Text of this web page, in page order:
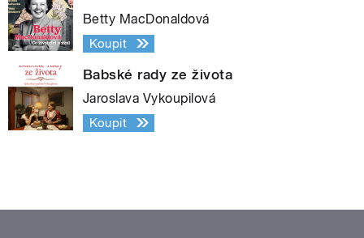
Betty MacDonaldová
Koupit
Babské rady ze života
Jaroslava Vykoupilová
Koupit